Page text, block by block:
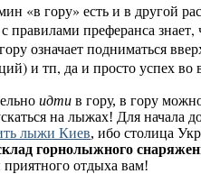
«в гору» есть и в другой
правилами преферанса
означает подниматься
и тп, да и просто успех во
идти в гору, в гору
на лыжах! Для начала
лыжи Киев, ибо столица
горнолыжного
приятного отдыха вам!